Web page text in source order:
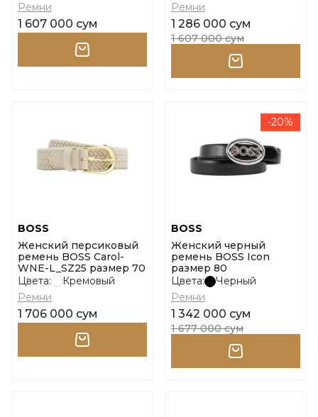
Ремни
1 607 000 сум
Ремни
1 286 000 сум
1 607 000 сум
BOSS
Женский персиковый
ремень BOSS Carol-
WNE-L_SZ25 размер 70
Цвета:
Кремовый
Ремни
1 706 000 сум
-20%
BOSS
Женский черный
ремень BOSS Icon
размер 80
Цвета:
Черный
Ремни
1 342 000 сум
1 677 000 сум